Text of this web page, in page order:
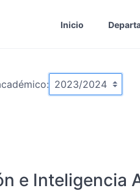
Inicio
e Inteligencia